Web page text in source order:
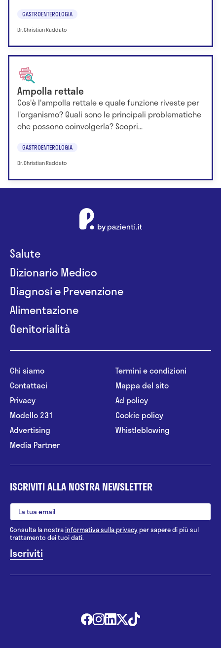
GASTROENTEROLOGIA
Dr. Christian Raddato
Ampolla rettale
Cos'è l'ampolla rettale e quale funzione riveste per
l'organismo? Quali sono le principali problematiche
che possono coinvolgerla? Scopri...
GASTROENTEROLOGIA
Dr. Christian Raddato
Salute
Dizionario Medico
Diagnosi e Prevenzione
Alimentazione
Genitorialità
Chi siamo
Contattaci
Privacy
Modello 231
Advertising
Media Partner
Termini e condizioni
Mappa del sito
Ad policy
Cookie policy
Whistleblowing
ISCRIVITI ALLA NOSTRA NEWSLETTER
Consulta la nostrainformativa sulla privacy per sapere di più sul
trattamento dei tuoi dati.